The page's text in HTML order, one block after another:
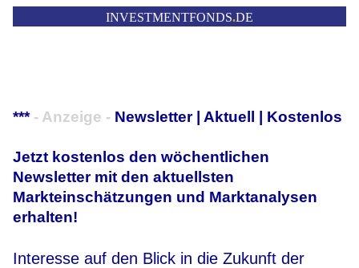
INVESTMENTFONDS.DE
*** - Anzeige - Newsletter | Aktuell | Kostenlos
Jetzt kostenlos den wöchentlichen
Newsletter mit den aktuellsten
Markteinschätzungen und Marktanalysen
erhalten!
Interesse auf den Blick in die Zukunft der